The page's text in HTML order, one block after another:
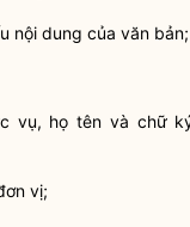
nội dung của văn bản;
vụ, họ tên và chữ
vị;